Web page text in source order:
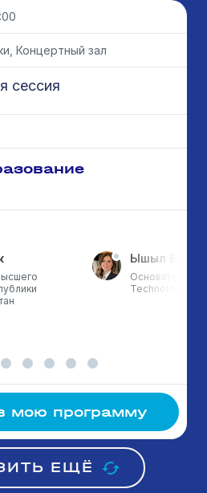
Концертный зал
сессия
Ышыл Бой
Основатель
Technology &
мою программу
ЕЩЁ